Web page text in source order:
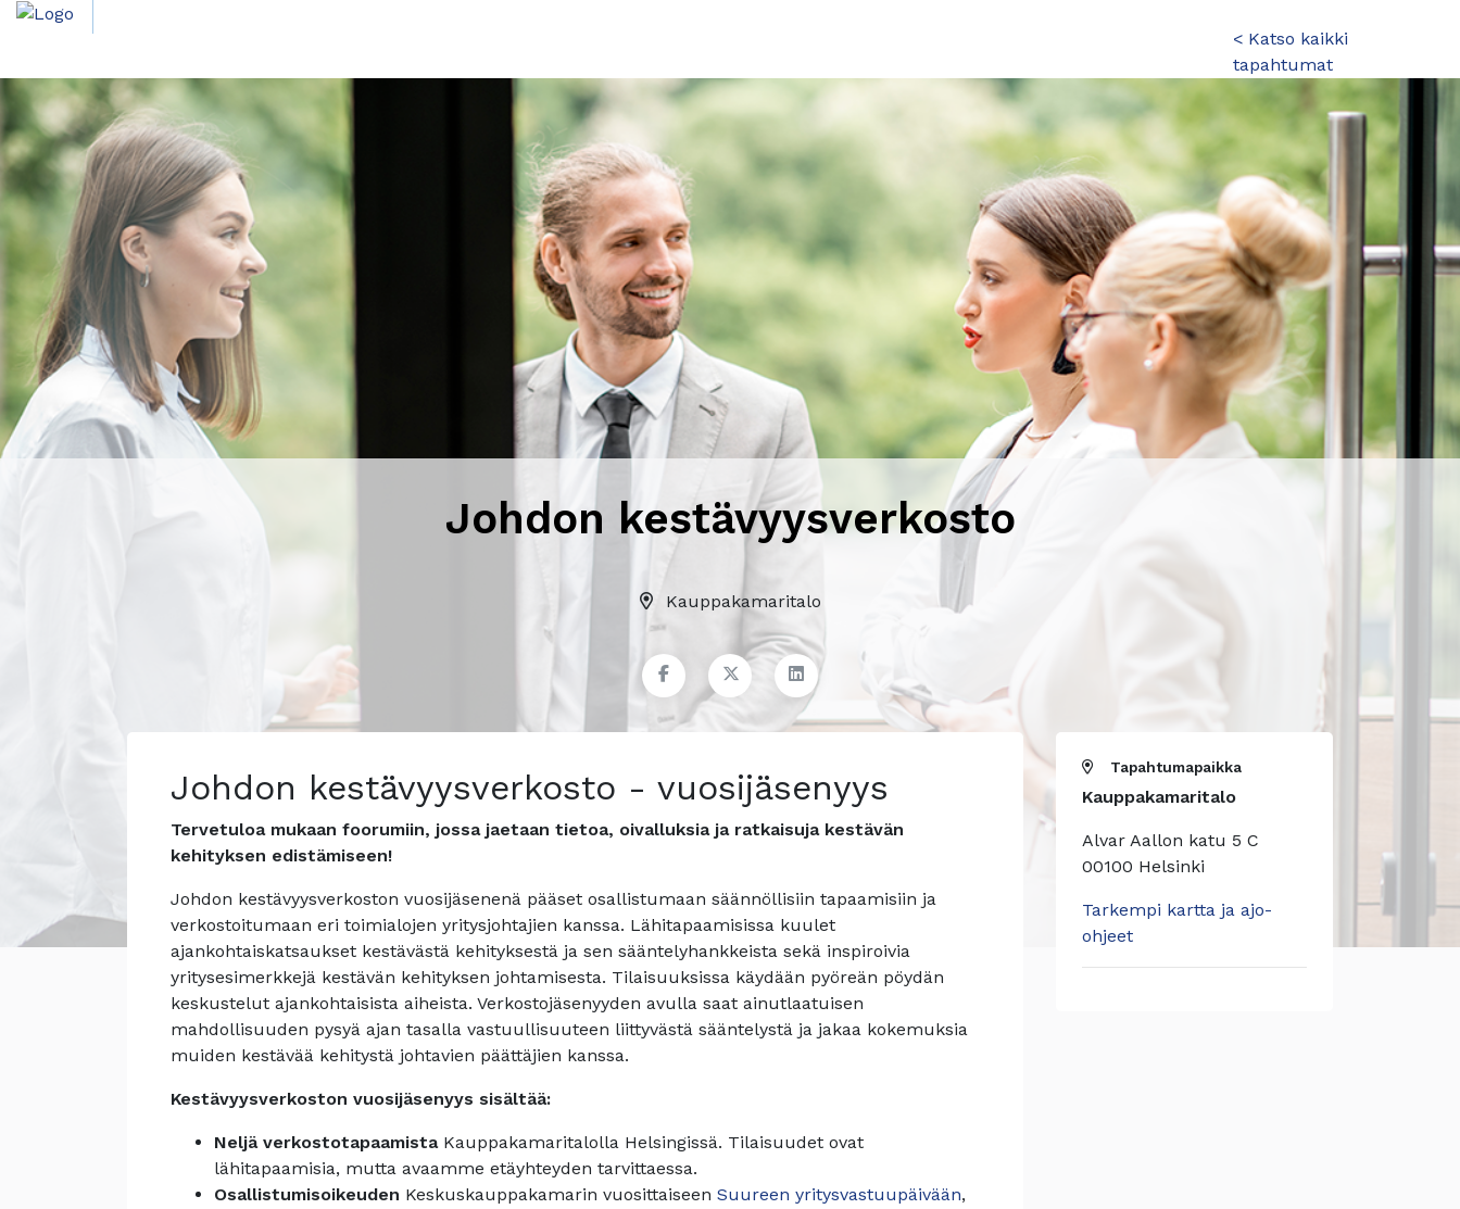
< Katso kaikki
tapahtumat
Johdon kestävyysverkosto
Kauppakamaritalo
Johdon kestävyysverkosto - vuosijäsenyys
Tervetuloa mukaan foorumiin, jossa jaetaan tietoa, oivalluksia ja ratkaisuja kestävän
kehityksen edistämiseen!
Johdon kestävyysverkoston vuosijäsenenä pääset osallistumaan säännöllisiin tapaamisiin ja
verkostoitumaan eri toimialojen yritysjohtajien kanssa. Lähitapaamisissa kuulet
ajankohtaiskatsaukset kestävästä kehityksestä ja sen sääntelyhankkeista sekä inspiroivia
yritysesimerkkejä kestävän kehityksen johtamisesta. Tilaisuuksissa käydään pyöreän pöydän
keskustelut ajankohtaisista aiheista. Verkostojäsenyyden avulla saat ainutlaatuisen
mahdollisuuden pysyä ajan tasalla vastuullisuuteen liittyvästä sääntelystä ja jakaa kokemuksia
muiden kestävää kehitystä johtavien päättäjien kanssa.
Kestävyysverkoston vuosijäsenyys sisältää:
Neljä verkostotapaamista Kauppakamaritalolla Helsingissä. Tilaisuudet ovat
lähitapaamisia, mutta avaamme etäyhteyden tarvittaessa.
Osallistumisoikeuden Keskuskauppakamarin vuosittaiseen Suureen yritysvastuupäivään,
Tapahtumapaikka
Kauppakamaritalo
Alvar Aallon katu 5 C
00100 Helsinki
Tarkempi kartta ja ajo-
ohjeet